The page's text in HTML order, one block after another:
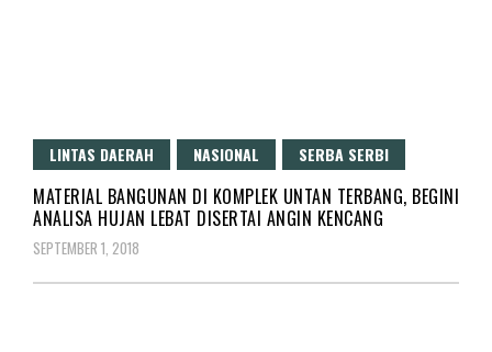
LINTAS DAERAH NASIONAL SERBA SERBI
MATERIAL BANGUNAN DI KOMPLEK UNTAN TERBANG, BEGINI
ANALISA HUJAN LEBAT DISERTAI ANGIN KENCANG
SEPTEMBER 1, 2018